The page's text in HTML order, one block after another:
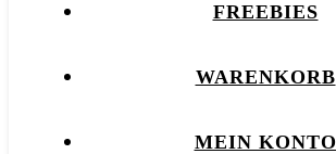
FREEBIES
WARENKORB
MEIN KONTO